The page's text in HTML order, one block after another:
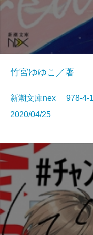
竹宮ゆゆこ／著
新潮文庫nex 978-
2020/04/25